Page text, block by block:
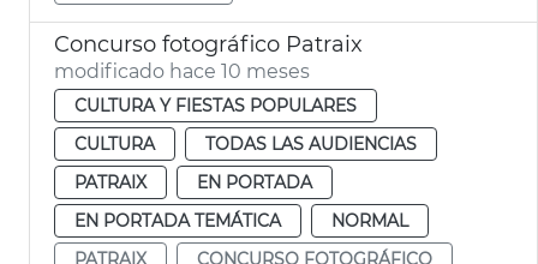
Concurso fotográfico Patraix
modificado hace 10 meses
CULTURA Y FIESTAS POPULARES
CULTURA
TODAS LAS AUDIENCIAS
PATRAIX
EN PORTADA
EN PORTADA TEMÁTICA
NORMAL
PATRAIX
CONCURSO FOTOGRÁFICO